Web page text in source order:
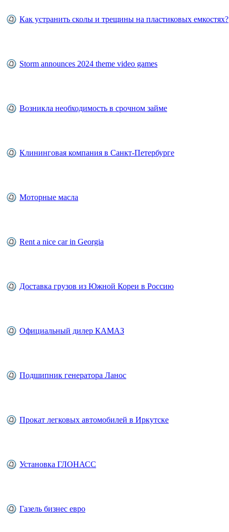
Как устранить сколы и трещины на пластиковых емкостях?
Storm announces 2024 theme video games
Возникла необходимость в срочном займе
Клининговая компания в Санкт-Петербурге
Моторные масла
Rent a nice car in Georgia
Доставка грузов из Южной Кореи в Россию
Официальный дилер КАМАЗ
Подшипник генератора Ланос
Прокат легковых автомобилей в Иркутске
Установка ГЛОНАСС
Газель бизнес евро